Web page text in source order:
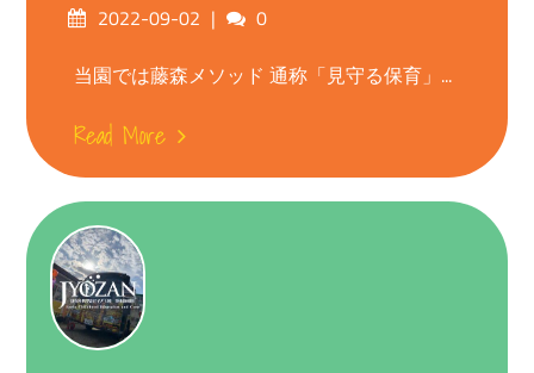
Posted2022-09-02 Comments
0
当園では藤森メソッド 通称「見守る保育」...
Read More